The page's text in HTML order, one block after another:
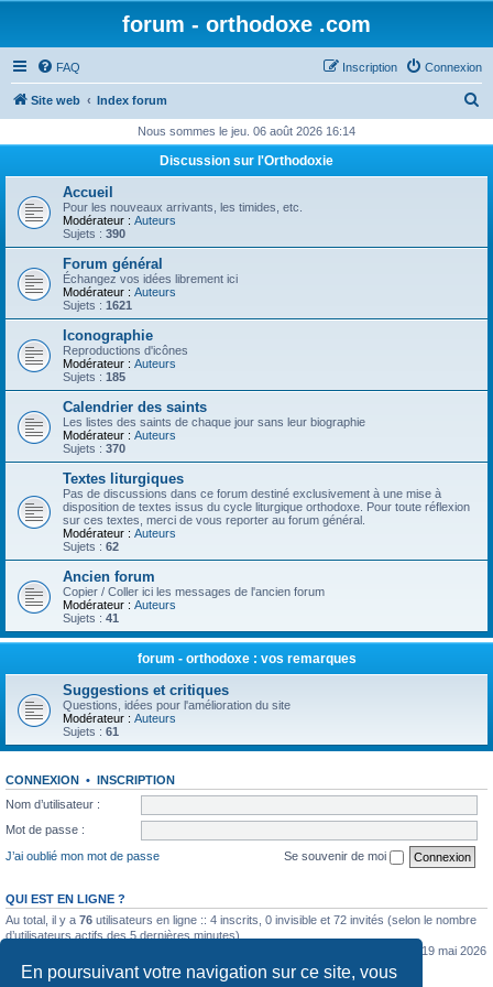
En poursuivant votre navigation sur ce site, vous
forum - orthodoxe .com
FAQ Connexion
Inscription
Site web Index forum
h
Nous sommes le jeu. 06 août 2026 16:14
Discussion sur l'Orthodoxie
Accueil
Pour les nouveaux arrivants, les timides, etc.
Modérateur : Auteurs
Sujets : 390
Forum général
Échangez vos idées librement ici
Modérateur : Auteurs
Sujets : 1621
Iconographie
Reproductions d'icônes
Modérateur : Auteurs
Sujets : 185
Calendrier des saints
Les listes des saints de chaque jour sans leur biographie
Modérateur : Auteurs
Sujets : 370
Textes liturgiques
Pas de discussions dans ce forum destiné exclusivement à une mise à
disposition de textes issus du cycle liturgique orthodoxe. Pour toute réflexion
sur ces textes, merci de vous reporter au forum général.
Modérateur : Auteurs
Sujets : 62
Ancien forum
Copier / Coller ici les messages de l'ancien forum
Modérateur : Auteurs
Sujets : 41
forum - orthodoxe : vos remarques
Suggestions et critiques
Questions, idées pour l'amélioration du site
Modérateur : Auteurs
Sujets : 61
CONNEXION • INSCRIPTION
Nom d’utilisateur :
Mot de passe :
J’ai oublié mon mot de passe
Se souvenir de moi
QUI EST EN LIGNE ?
Au total, il y a 76 utilisateurs en ligne :: 4 inscrits, 0 invisible et 72 invités (selon le nombre
d’utilisateurs actifs des 5 dernières minutes)
le mar. 19 mai 2026
0:07